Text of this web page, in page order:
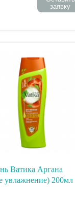
заявку
Ватика Аргана
увлажнение) 200мл